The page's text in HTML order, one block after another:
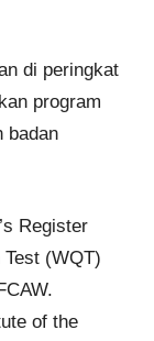
di peringkat
program
badan
Register
(WQT)
of the